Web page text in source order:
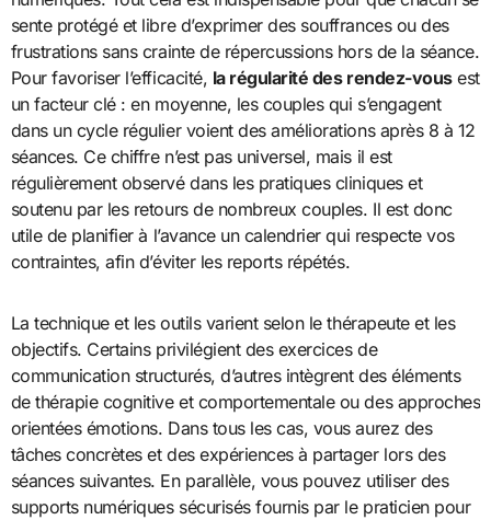
sente protégé et libre d’exprimer des souffrances ou des
frustrations sans crainte de répercussions hors de la séance.
Pour favoriser l’efficacité, la régularité des rendez-vousest
un facteur clé : en moyenne, les couples qui s’engagent
dans un cycle régulier voient des améliorations après 8 à 12
séances. Ce chiffre n’est pas universel, mais il est
régulièrement observé dans les pratiques cliniques et
soutenu par les retours de nombreux couples. Il est donc
utile de planifier à l’avance un calendrier qui respecte vos
contraintes, afin d’éviter les reports répétés.
La technique et les outils varient selon le thérapeute et les
objectifs. Certains privilégient des exercices de
communication structurés, d’autres intègrent des éléments
de thérapie cognitive et comportementale ou des approches
orientées émotions. Dans tous les cas, vous aurez des
tâches concrètes et des expériences à partager lors des
séances suivantes. En parallèle, vous pouvez utiliser des
supports numériques sécurisés fournis par le praticien pour